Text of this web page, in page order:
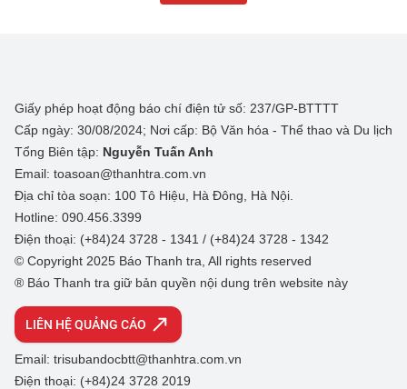
Giấy phép hoạt động báo chí điện tử số: 237/GP-BTTTT
Cấp ngày: 30/08/2024; Nơi cấp: Bộ Văn hóa - Thể thao và Du lịch
Tổng Biên tập: Nguyễn Tuấn Anh
Email: toasoan@thanhtra.com.vn
Địa chỉ tòa soạn: 100 Tô Hiệu, Hà Đông, Hà Nội.
Hotline: 090.456.3399
Điện thoại: (+84)24 3728 - 1341 / (+84)24 3728 - 1342
© Copyright 2025 Báo Thanh tra, All rights reserved
® Báo Thanh tra giữ bản quyền nội dung trên website này
LIÊN HỆ QUẢNG CÁO
Email: trisubandocbtt@thanhtra.com.vn
Điện thoại: (+84)24 3728 2019